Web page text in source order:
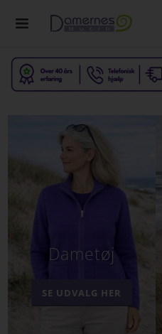
Dametøj
SE UDVALG HER